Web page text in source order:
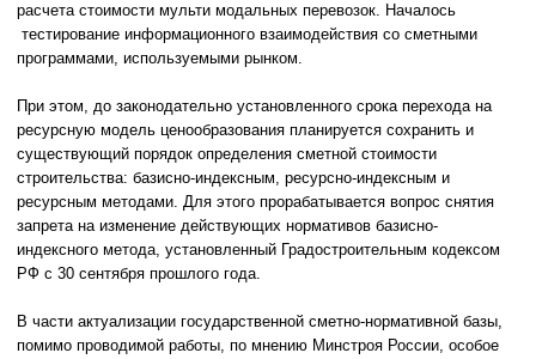
расчета стоимости мульти модальных перевозок. Началось
тестирование информационного взаимодействия со сметными
программами, используемыми рынком.
При этом, до законодательно установленного срока перехода на
ресурсную модель ценообразования планируется сохранить и
существующий порядок определения сметной стоимости
строительства: базисно-индексным, ресурсно-индексным и
ресурсным методами. Для этого прорабатывается вопрос снятия
запрета на изменение действующих нормативов базисно-
индексного метода, установленный Градостроительным кодексом
РФ с 30 сентября прошлого года.
В части актуализации государственной сметно-нормативной базы,
помимо проводимой работы, по мнению Минстроя России, особое